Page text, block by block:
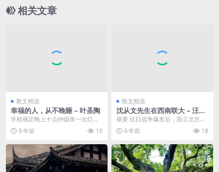
相关文章
散文精选
幸福的人，从不晚睡 – 叶圣陶
学校规定晚上十点钟熄第一次灯，
一刻钟之后熄第二次，再一刻钟之
后，灯又熄了。 &n...
9 年前 10
散文精选
沈从文先生在西南联大 – 汪曾
祺
摘要 抗日战争爆发后，国立北京大
学，国立清华大学，私立南开大学
陆续转移，1938...
6 年前 18